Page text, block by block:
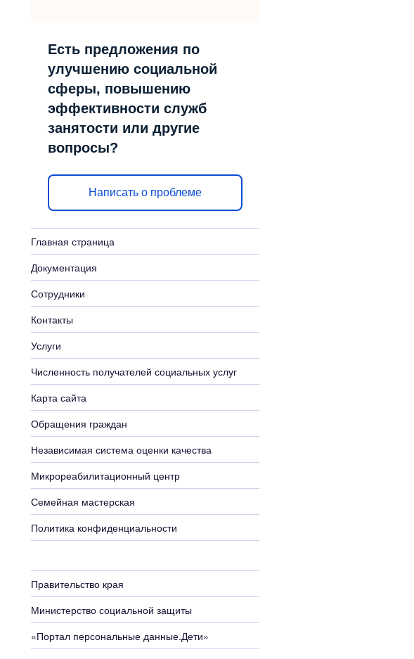
Есть предложения по
улучшению социальной
сферы, повышению
эффективности служб
занятости или другие
вопросы?
Написать о проблеме
Главная страница
Документация
Сотрудники
Контакты
Услуги
Численность получателей социальных услуг
Карта сайта
Обращения граждан
Независимая система оценки качества
Микрореабилитационный центр
Семейная мастерская
Политика конфиденциальности
Правительство края
Министерство социальной защиты
«Портал персональные данные.Дети»